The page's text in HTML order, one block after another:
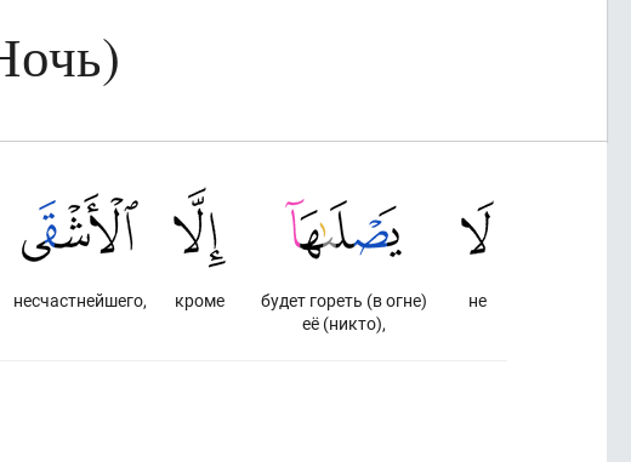
не
будет гореть (в огне)
её (никто),
кроме
несчастнейшего,